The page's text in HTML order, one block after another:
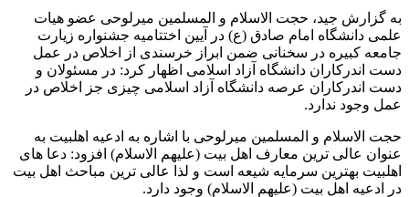
به گزارش جید، حجت الاسلام و المسلمین میرلوحی عضو هیات
علمی دانشگاه امام صادق (ع) در آیین اختتامیه جشنواره زیارت
جامعه کبیره در سخنانی ضمن ابراز خرسندی از اخلاص در عمل
دست اندرکاران دانشگاه آزاد اسلامی اظهار کرد: در مسئولان و
دست اندرکاران عرصه دانشگاه آزاد اسلامی چیزی جز اخلاص در
عمل وجود ندارد.
حجت الاسلام و المسلمین میرلوحی با اشاره به ادعیه اهلبیت به
عنوان عالی ترین معارف اهل بیت (علیهم الاسلام) افزود: دعا های
اهلبیت بهترین سرمایه شیعه است و لذا عالی ترین مباحث اهل بیت
در ادعیه اهل بیت (علیهم الاسلام) وجود دارد.